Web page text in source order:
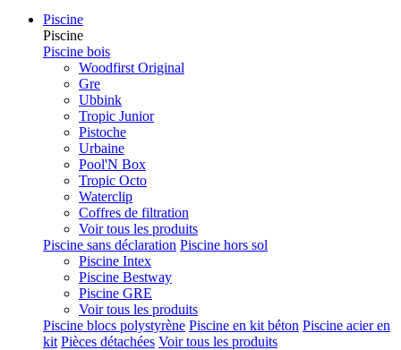
Piscine
Piscine
Piscine bois
Woodfirst Original
Gre
Ubbink
Tropic Junior
Pistoche
Urbaine
Pool'N Box
Tropic Octo
Waterclip
Coffres de filtration
Voir tous les produits
Piscine sans déclaration Piscine hors sol
Piscine Intex
Piscine Bestway
Piscine GRE
Voir tous les produits
Piscine blocs polystyrène Piscine en kit béton Piscine acier en
kit Pièces détachées Voir tous les produits